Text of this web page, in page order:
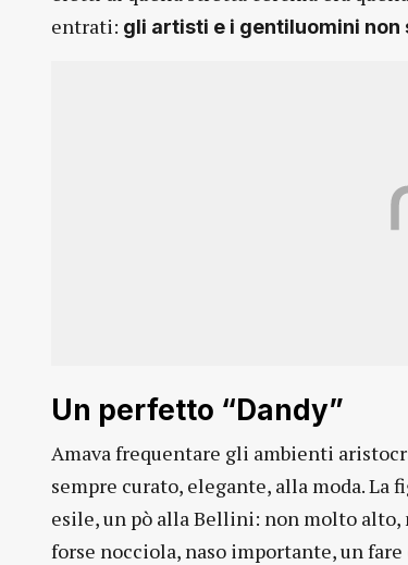
entrati: gli artisti e i gentiluomini non
Un perfetto “Dandy”
Amava frequentare gli ambienti
sempre curato, elegante, alla moda.
esile, un pò alla Bellini: non molto
forse nocciola, naso importante, un